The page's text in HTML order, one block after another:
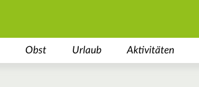
Obst Urlaub Aktivitäten